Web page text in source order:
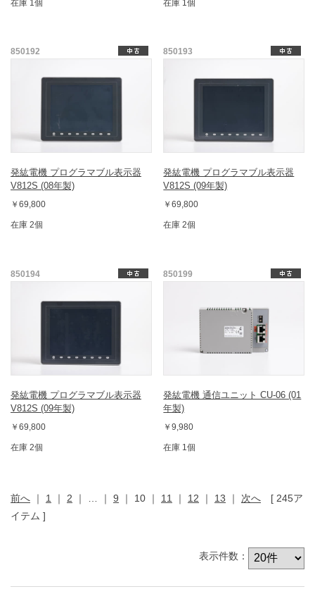
在庫 1個 在庫 1個
850192
発紘電機 プログラマブル表示器
V812S (08年製)
￥69,800
在庫 2個
850193
発紘電機 プログラマブル表示器
V812S (09年製)
￥69,800
在庫 2個
850194
発紘電機 プログラマブル表示器
V812S (09年製)
￥69,800
在庫 2個
850199
発紘電機 通信ユニット CU-06 (01
年製)
￥9,980
在庫 1個
前へ ｜ 1 ｜ 2 ｜ ｜ 9 ｜ 10 ｜ 11 ｜ 12 ｜ 13 ｜ 次へ [ 245ア
イテム ]
表示件数：